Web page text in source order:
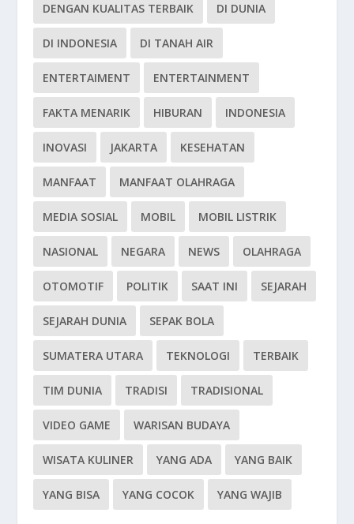
DENGAN KUALITAS TERBAIK DI DUNIA
DI INDONESIA DI TANAH AIR
ENTERTAIMENT ENTERTAINMENT
FAKTA MENARIK HIBURAN INDONESIA
INOVASI JAKARTA KESEHATAN
MANFAAT MANFAAT OLAHRAGA
MEDIA SOSIAL MOBIL MOBIL LISTRIK
NASIONAL NEGARA NEWS OLAHRAGA
OTOMOTIF POLITIK SAAT INI SEJARAH
SEJARAH DUNIA SEPAK BOLA
SUMATERA UTARA TEKNOLOGI TERBAIK
TIM DUNIA TRADISI TRADISIONAL
VIDEO GAME WARISAN BUDAYA
WISATA KULINER YANG ADA YANG BAIK
YANG BISA YANG COCOK YANG WAJIB